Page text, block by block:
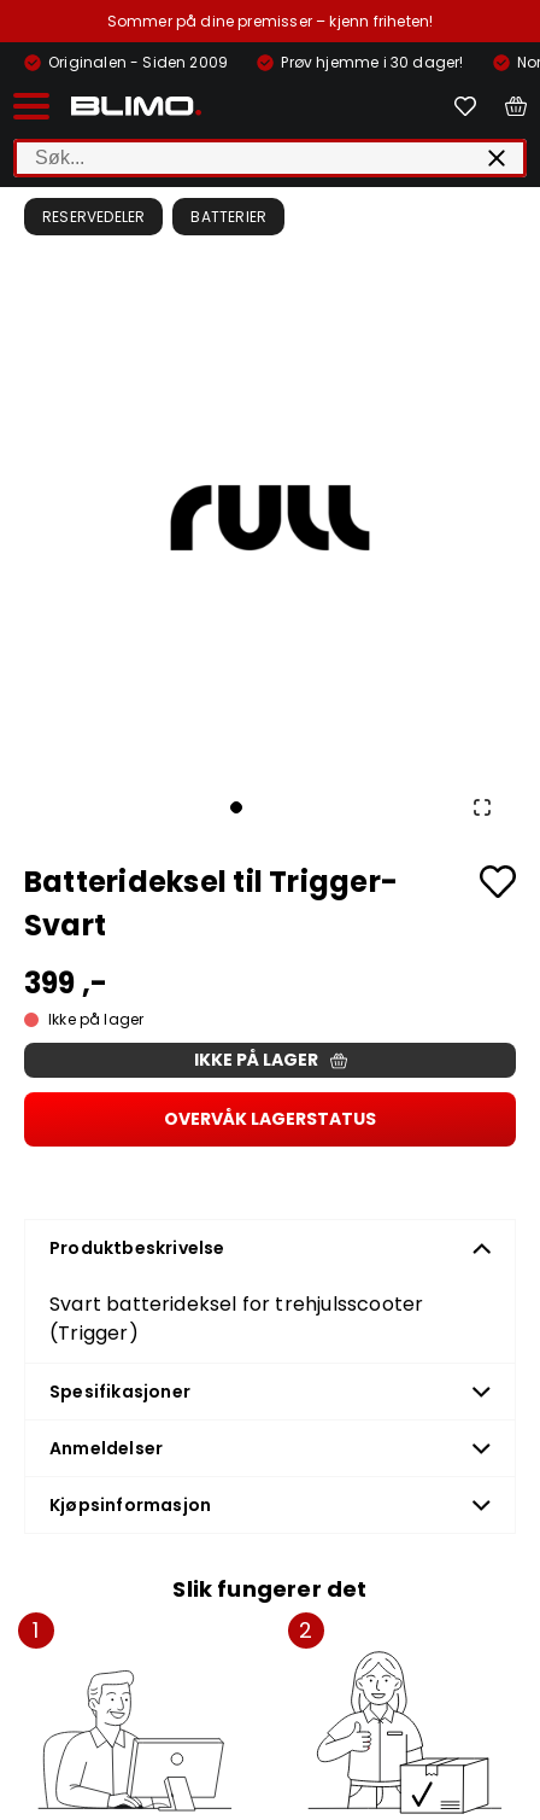
Sommer på dine premisser – kjenn friheten!
Originalen - Siden 2009
Prøv hjemme i 30 dager!
RESERVEDELER BATTERIER
Batterideksel til Trigger-
Svart
399 ,-
Ikke på lager
IKKE PÅ LAGER
OVERVÅK LAGERSTATUS
Produktbeskrivelse
Svart batterideksel for trehjulsscooter
(Trigger)
Spesifikasjoner
Anmeldelser
Kjøpsinformasjon
Slik fungerer det
1
2